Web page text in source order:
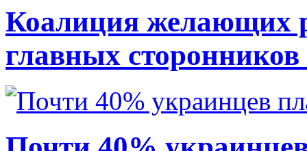
Коалиция желающих
главных